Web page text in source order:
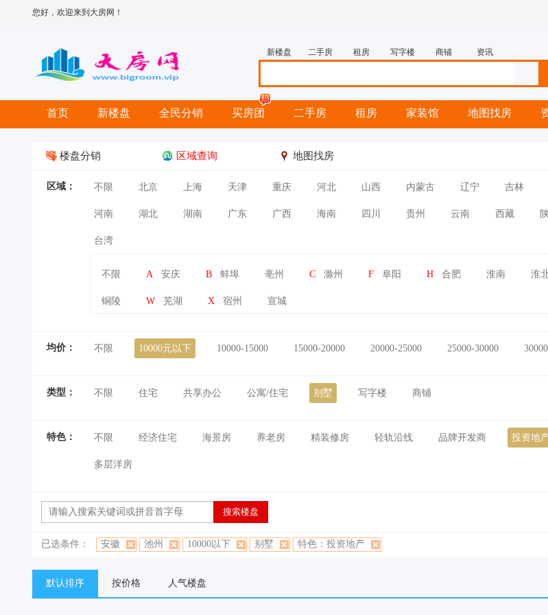
您好，欢迎来到大房网！
新楼盘 二手房 租房 写字楼 商铺 资讯
首页 新楼盘 全民分销 买房团 二手房 租房 家装馆 地图找房
楼盘分销 区域查询 地图找房
区域： 不限 北京 上海 天津 重庆 河北 山西 内蒙古 辽宁 吉林
河南 湖北 湖南 广东 广西 海南 四川 贵州 云南 西藏
台湾
不限 A 安庆 B 蚌埠 亳州 C 滁州 F 阜阳 H 合肥 淮南 淮
铜陵 W 芜湖 X 宿州 宣城
均价： 不限 10000元以下 10000-15000 15000-20000 20000-25000 25000-30000
类型： 不限 住宅 共享办公 公寓/住宅 别墅 写字楼 商铺
特色： 不限 经济住宅 海景房 养老房 精装修房 轻轨沿线 品牌开发商 投资地
多层洋房
已选条件： 安徽 池州 10000以下 别墅 特色：投资地产
默认排序 按价格 人气楼盘